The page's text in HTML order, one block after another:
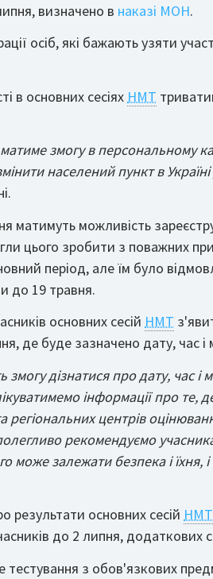
визначено в наказі МОН.
осіб, які бажають узяти
в основних сесіях НМТ
змогу в персональному
населений пункт в
матимуть можливість
цього зробити з поважних
період, але їм було
до 19 травня.
основних сесій НМТ
де буде зазначено дату, час і
дізнатися про дату, час і
інформації про те,
регіональних центрів
рекомендуємо
залежати безпека і їхня, і
результати основних сесій НМТ
до 2 липня, додаткових
з обов'язкових